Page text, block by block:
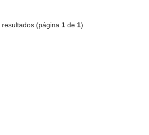
resultados (página 1 de 1)